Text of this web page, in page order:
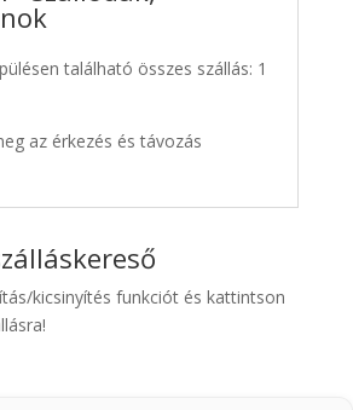
található összes szállás: 1
az érkezés és távozás
kicsinyítés funkciót és kattintson